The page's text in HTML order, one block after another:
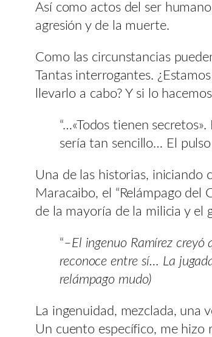
Así como actos del ser
agresión y de la muerte.
Como las circunstancias
Tantas interrogantes.
llevarlo a cabo? Y si lo
“…«Todos tienen
sería tan sencillo… El
Una de las historias, iniciando
Maracaibo, el “Relámpago
de la mayoría de la milicia y el
“–El ingenuo Ramírez
reconoce entre sí… La
relámpago mudo)
La ingenuidad, mezclada,
Un cuento específico, me hizo